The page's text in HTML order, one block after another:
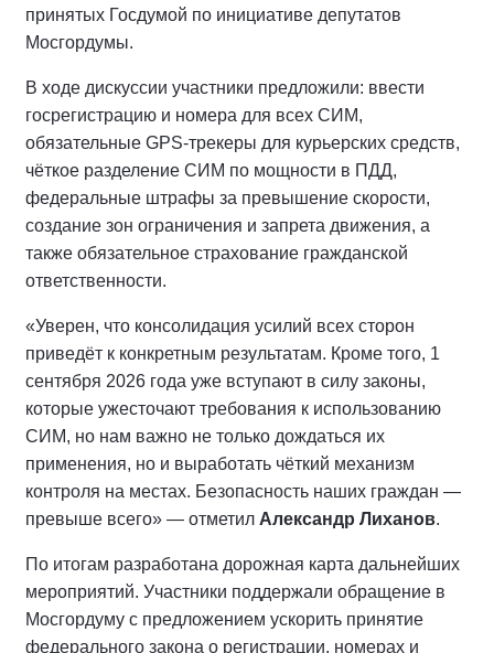
принятых Госдумой по инициативе депутатов
Мосгордумы.
В ходе дискуссии участники предложили: ввести
госрегистрацию и номера для всех СИМ,
обязательные GPS-трекеры для курьерских средств,
чёткое разделение СИМ по мощности в ПДД,
федеральные штрафы за превышение скорости,
создание зон ограничения и запрета движения, а
также обязательное страхование гражданской
ответственности.
«Уверен, что консолидация усилий всех сторон
приведёт к конкретным результатам. Кроме того, 1
сентября 2026 года уже вступают в силу законы,
которые ужесточают требования к использованию
СИМ, но нам важно не только дождаться их
применения, но и выработать чёткий механизм
контроля на местах. Безопасность наших граждан —
превыше всего» — отметил Александр Лиханов.
По итогам разработана дорожная карта дальнейших
мероприятий. Участники поддержали обращение в
Мосгордуму с предложением ускорить принятие
федерального закона о регистрации, номерах и